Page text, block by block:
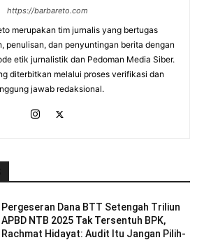
https://barbareto.com
merupakan tim jurnalis yang bertugas
penulisan, dan penyuntingan berita dengan
etik jurnalistik dan Pedoman Media Siber.
diterbitkan melalui proses verifikasi dan
jawab redaksional.
Pergeseran Dana BTT Setengah Triliun
APBD NTB 2025 Tak Tersentuh BPK,
Rachmat Hidayat: Audit Itu Jangan Pilih-